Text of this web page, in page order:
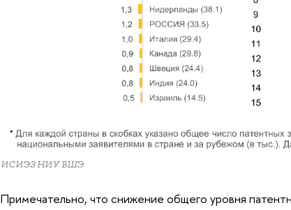
ИСИЭЗ НИУ ВШЭ
Примечательно, что снижение общего уровня